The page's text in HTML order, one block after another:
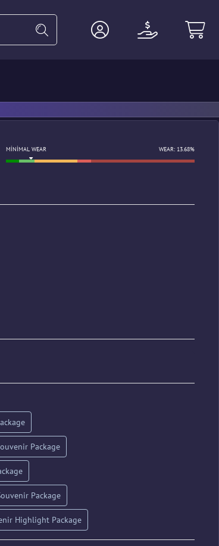
MINIMAL WEAR WEAR: 13.68%
Package
Package
Highlight Package